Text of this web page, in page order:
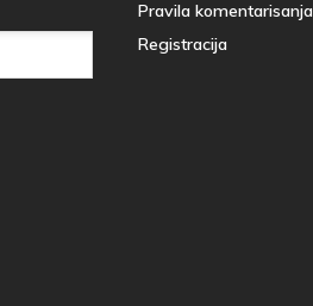
Pravila komentarisanja
Registracija